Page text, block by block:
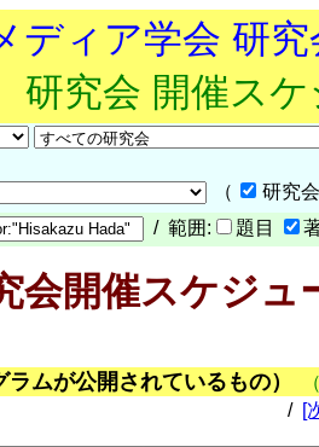
ディア学会 研
研究会 開催ス
（
研究
/ 範囲: 題目
会開催スケジュ
ムが公開されているもの）
/ [